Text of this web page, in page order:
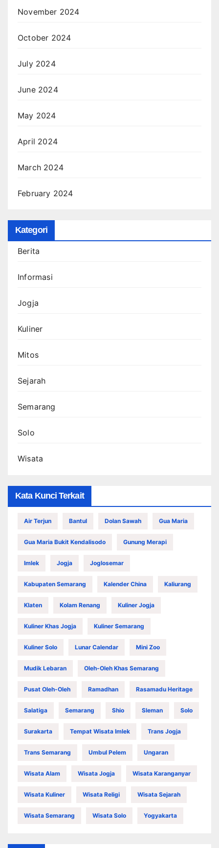
November 2024
October 2024
July 2024
June 2024
May 2024
April 2024
March 2024
February 2024
Kategori
Berita
Informasi
Jogja
Kuliner
Mitos
Sejarah
Semarang
Solo
Wisata
Kata Kunci Terkait
Air Terjun Bantul Dolan Sawah Gua Maria
Gua Maria Bukit Kendalisodo Gunung Merapi
Imlek Jogja Joglosemar
Kabupaten Semarang Kalender China Kaliurang
Klaten Kolam Renang Kuliner Jogja
Kuliner Khas Jogja Kuliner Semarang
Kuliner Solo Lunar Calendar Mini Zoo
Mudik Lebaran Oleh-Oleh Khas Semarang
Pusat Oleh-Oleh Ramadhan Rasamadu Heritage
Salatiga Semarang Shio Sleman Solo
Surakarta Tempat Wisata Imlek Trans Jogja
Trans Semarang Umbul Pelem Ungaran
Wisata Alam Wisata Jogja Wisata Karanganyar
Wisata Kuliner Wisata Religi Wisata Sejarah
Wisata Semarang Wisata Solo Yogyakarta